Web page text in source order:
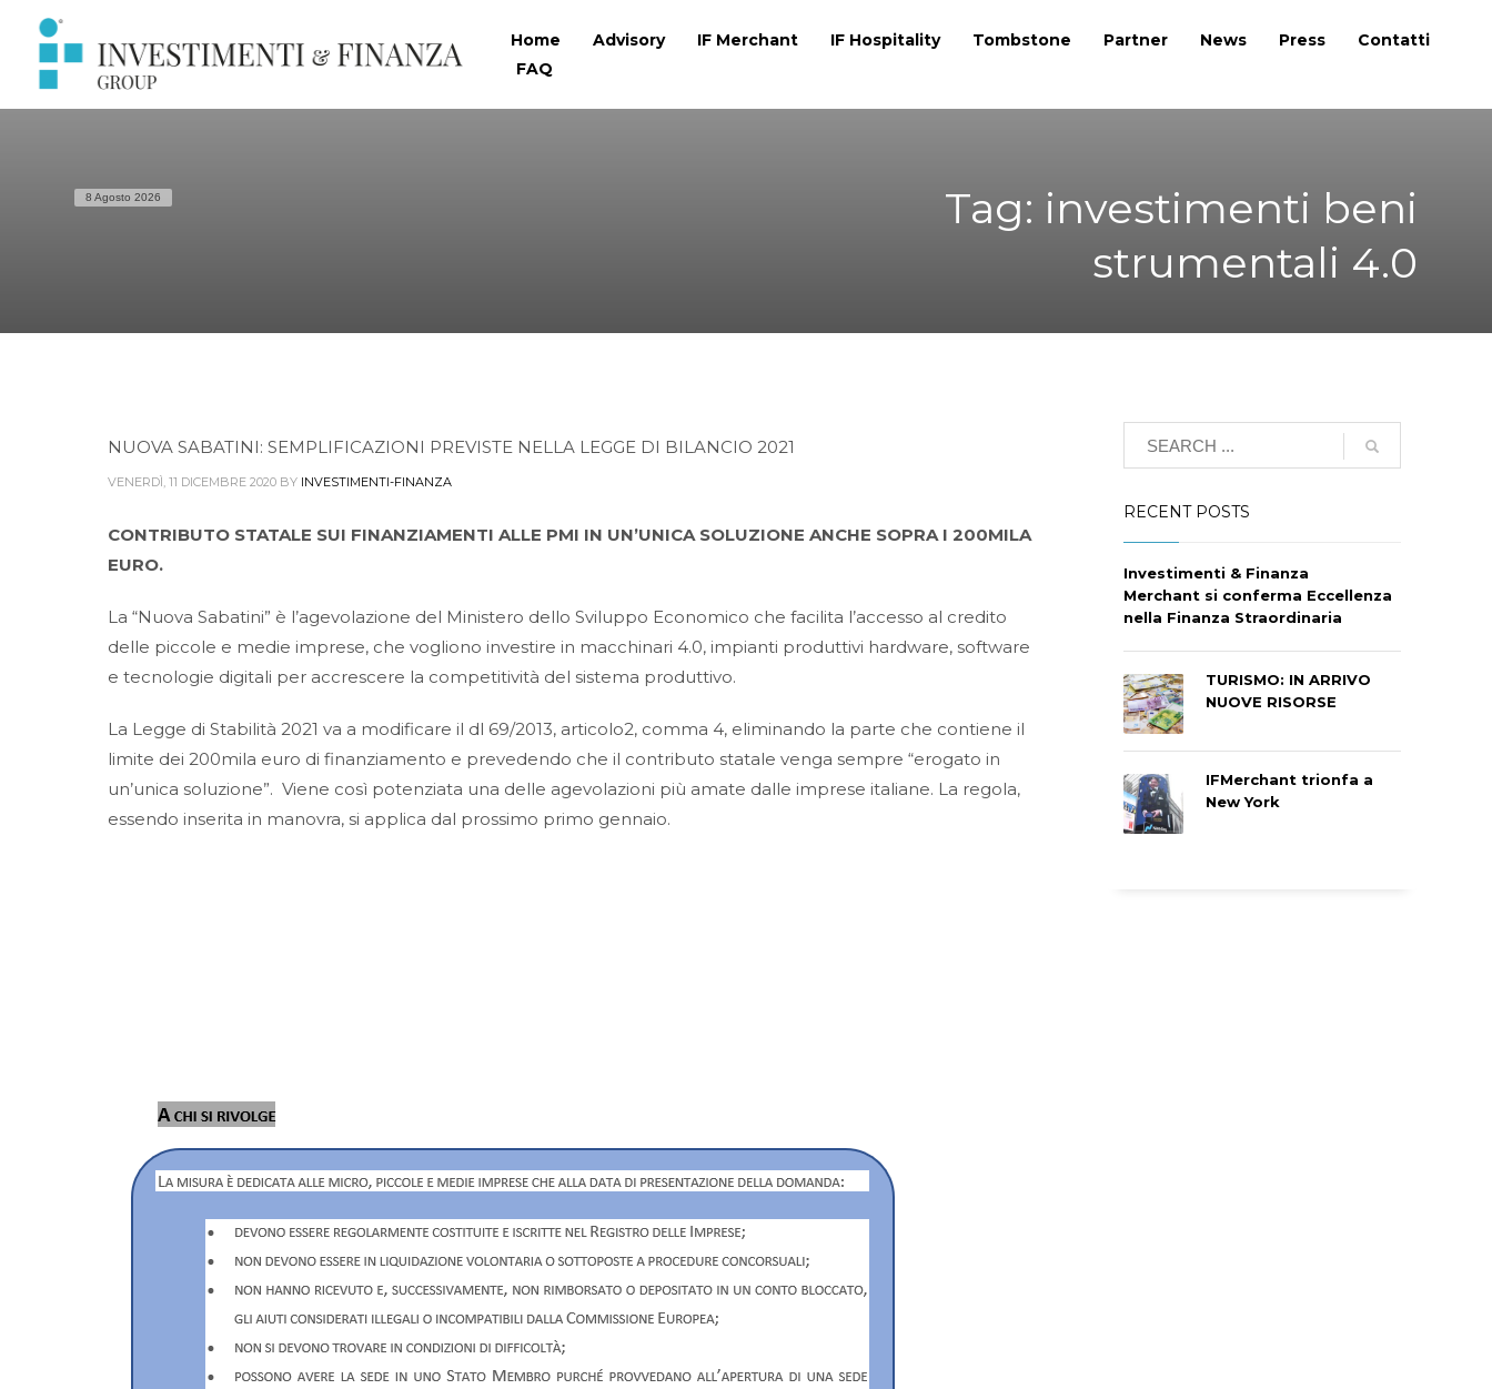
Home Advisory IF Merchant IF Hospitality Tombstone Partner News Press
Contatti
FAQ
8 Agosto 2026
Tag: investimenti beni
strumentali 4.0
NUOVA SABATINI: SEMPLIFICAZIONI PREVISTE NELLA LEGGE DI BILANCIO 2021
VENERDÌ, 11 DICEMBRE 2020 BY INVESTIMENTI-FINANZA
CONTRIBUTO STATALE SUI FINANZIAMENTI ALLE PMI IN UN’UNICA SOLUZIONE ANCHE SOPRA I 200MILA
EURO.
La “Nuova Sabatini” è l’agevolazione del Ministero dello Sviluppo Economico che facilita l’accesso al credito
delle piccole e medie imprese, che vogliono investire in macchinari 4.0, impianti produttivi hardware, software
e tecnologie digitali per accrescere la competitività del sistema produttivo.
La Legge di Stabilità 2021 va a modificare il dl 69/2013, articolo2, comma 4, eliminando la parte che contiene il
limite dei 200mila euro di finanziamento e prevedendo che il contributo statale venga sempre “erogato in
un’unica soluzione”. Viene così potenziata una delle agevolazioni più amate dalle imprese italiane. La regola,
essendo inserita in manovra, si applica dal prossimo primo gennaio.
RECENT POSTS
Investimenti & Finanza
Merchant si conferma Eccellenza
nella Finanza Straordinaria
TURISMO: IN ARRIVO
NUOVE RISORSE
IFMerchant trionfa a
New York